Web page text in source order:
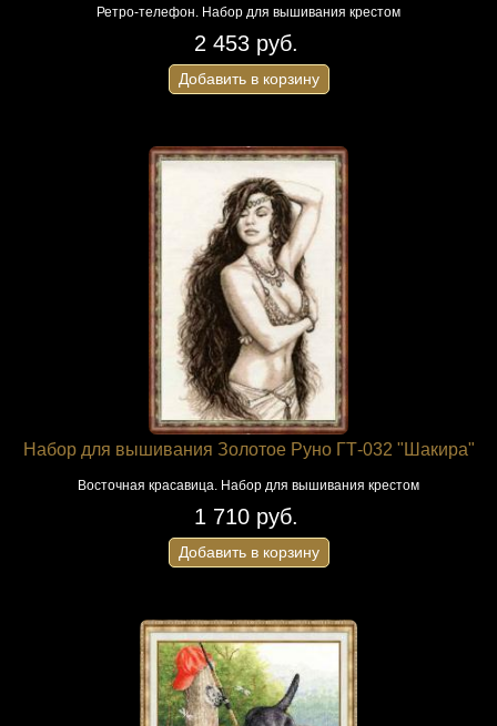
Ретро-телефон. Набор для вышивания крестом
2 453 руб.
Добавить в корзину
Набор для вышивания Золотое Руно ГТ-032 "Шакира"
Восточная красавица. Набор для вышивания крестом
1 710 руб.
Добавить в корзину